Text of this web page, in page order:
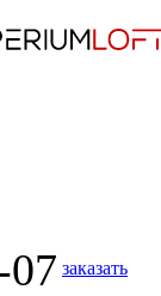
заказать